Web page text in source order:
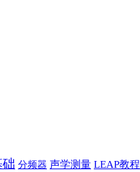
分频器 声学测量 LEAP教程